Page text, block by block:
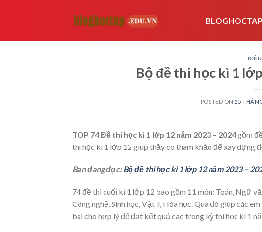
ĐIỆN
Bộ đề thi học kì 1
POSTED ON 25
TOP 74 Đề thi học kì 1 lớp 12 năm 2023 – 2024gồm
thi học kì 1 lớp 12 giúp thầy cô tham khảo để xây dựng
Bạn đang đọc:Bộ đề thi học kì 1 lớp 12 năm 2023 –
74 đề thi cuối kì 1 lớp 12 bao gồm 11 môn: Toán, Ngữ
Công nghệ, Sinh học, Vật lí, Hóa học. Qua đó giúp các
bài cho hợp lý để đạt kết quả cao trong kỳ thi học kì 1